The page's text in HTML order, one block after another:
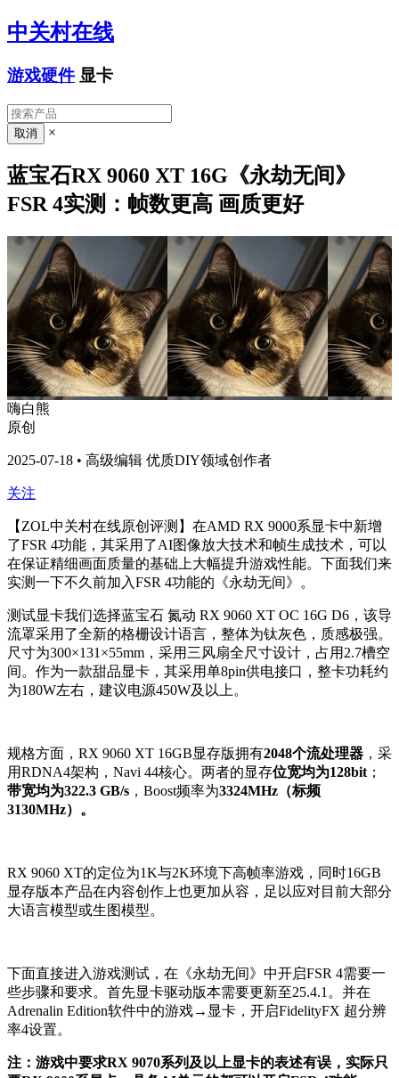
中关村在线
游戏硬件 显卡
×
蓝宝石RX 9060 XT 16G《永劫无间》
FSR 4实测：帧数更高 画质更好
嗨白熊
原创
2025-07-18 • 高级编辑 优质DIY领域创作者
关注
【ZOL中关村在线原创评测】在AMD RX 9000系显卡中新增
了FSR 4功能，其采用了AI图像放大技术和帧生成技术，可以
在保证精细画面质量的基础上大幅提升游戏性能。下面我们来
实测一下不久前加入FSR 4功能的《永劫无间》。
测试显卡我们选择蓝宝石 氮动 RX 9060 XT OC 16G D6，该导
流罩采用了全新的格栅设计语言，整体为钛灰色，质感极强。
尺寸为300×131×55mm，采用三风扇全尺寸设计，占用2.7槽空
间。作为一款甜品显卡，其采用单8pin供电接口，整卡功耗约
为180W左右，建议电源450W及以上。
规格方面，RX 9060 XT 16GB显存版拥有2048个流处理器 ，采
用RDNA4架构，Navi 44核心。两者的显存位宽均为128bit ；
带宽均为322.3 GB/s ， Boost频率为3324MHz（标频
3130MHz）。
RX 9060 XT的定位为1K与2K环境下高帧率游戏，同时16GB
显存版本产品在内容创作上也更加从容，足以应对目前大部分
大语言模型或生图模型。
下面直接进入游戏测试，在《永劫无间》中开启FSR 4需要一
些步骤和要求。首先显卡驱动版本需要更新至25.4.1。并在
Adrenalin Edition软件中的游戏→显卡，开启FidelityFX 超分辨
率4设置。
注：游戏中要求RX 9070系列及以上显卡的表述有误，实际只